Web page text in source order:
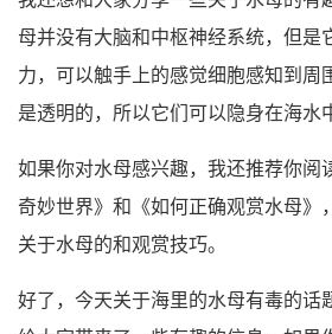
母并没有大脑和中枢神经系统，但是
力，可以触手上的感觉细胞感知到周
是透明的，所以它们可以隐身在海水
如果你对水母感兴趣，我还推荐你阅
奇妙世界》和《如何正确观赏水母》
关于水母的和观赏技巧。
好了，今天关于海里的水母有毒的话